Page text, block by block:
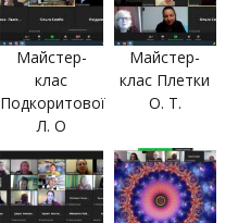
Майстер-
клас
Подкоритової
Л. О
Майстер-
клас Плетки
О. Т.